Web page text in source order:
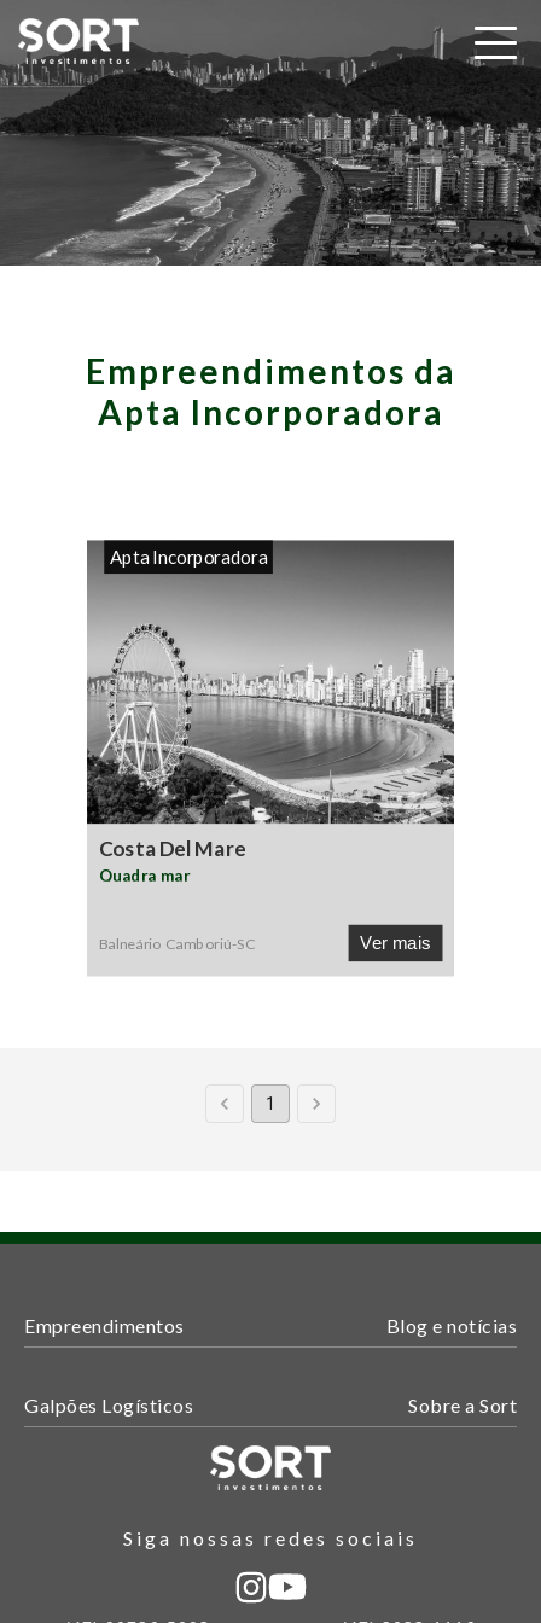
Empreendimentos da
Apta Incorporadora
Apta Incorporadora
Costa Del Mare
Quadra mar
Balneário Camboriú-SC Ver mais
1
Empreendimentos Blog e notícias
Galpões Logísticos Sobre a Sort
Siga nossas redes sociais